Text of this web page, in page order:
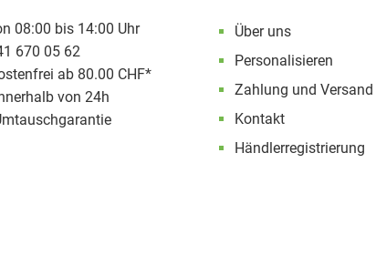
08:00 bis 14:00 Uhr
670 05 62
ab 80.00 CHF*
von 24h
Über uns
Personalisieren
Zahlung und Versand
Kontakt
Händlerregistrierung